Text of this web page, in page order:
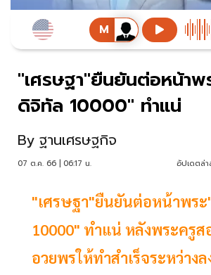
"เศรษฐา"ยืนยันต่อหน้าพ
ดิจิทัล 10000" ทำแน่
By ฐานเศรษฐกิจ
07 ต.ค. 66 | 06:17 น. อัปเดตล่
"เศรษฐา"ยืนยันต่อหน้าพระ
10000" ทำแน่ หลังพระครูส
อวยพรให้ทำสำเร็จระหว่าง